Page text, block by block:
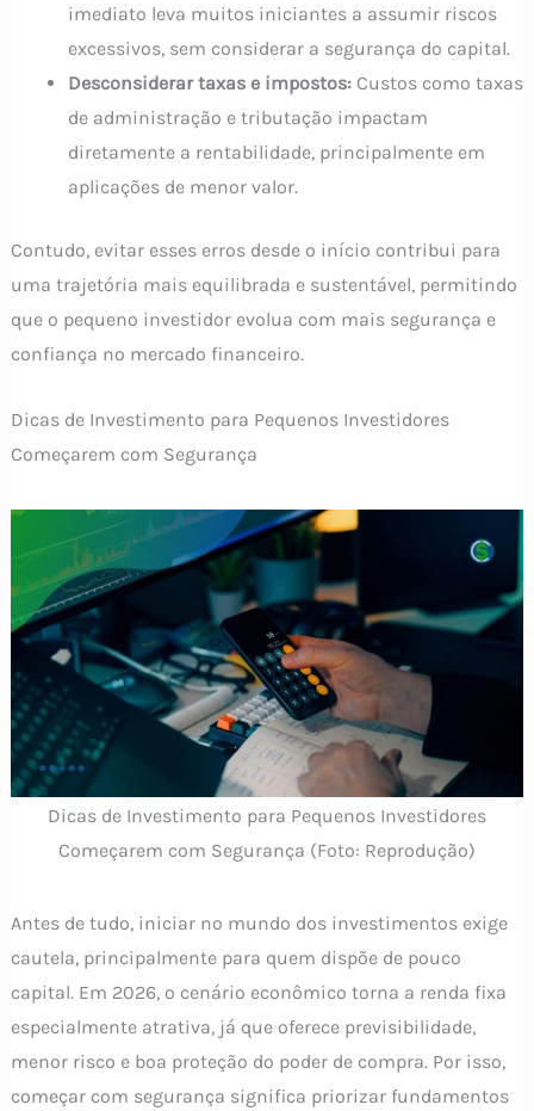
imediato leva muitos iniciantes a assumir riscos
excessivos, sem considerar a segurança do capital.
Desconsiderar taxas e impostos:Custos como taxas
de administração e tributação impactam
diretamente a rentabilidade, principalmente em
aplicações de menor valor.
Contudo, evitar esses erros desde o início contribui para
uma trajetória mais equilibrada e sustentável, permitindo
que o pequeno investidor evolua com mais segurança e
confiança no mercado financeiro.
Dicas de Investimento para Pequenos Investidores
Começarem com Segurança
Dicas de Investimento para Pequenos Investidores
Começarem com Segurança (Foto: Reprodução)
Antes de tudo, iniciar no mundo dos investimentos exige
cautela, principalmente para quem dispõe de pouco
capital. Em 2026, o cenário econômico torna a renda fixa
especialmente atrativa, já que oferece previsibilidade,
menor risco e boa proteção do poder de compra. Por isso,
começar com segurança significa priorizar fundamentos